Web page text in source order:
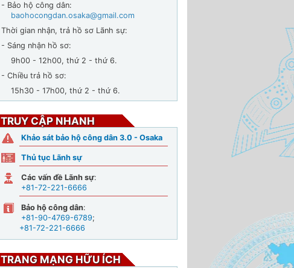
- Bảo hộ công dân:
baohocongdan.osaka@gmail.com
Thời gian nhận, trả hồ sơ Lãnh sự:
- Sáng nhận hồ sơ:
9h00 - 12h00, thứ 2 - thứ 6.
- Chiều trả hồ sơ:
15h30 - 17h00, thứ 2 - thứ 6.
TRUY CẬP NHANH
Khảo sát bảo hộ công dân 3.0 - Osaka
Thủ tục Lãnh sự
Các vấn đề Lãnh sự:
+81-72-221-6666
Bảo hộ công dân:
+81-90-4769-6789;
+81-72-221-6666
TRANG MẠNG HỮU ÍCH